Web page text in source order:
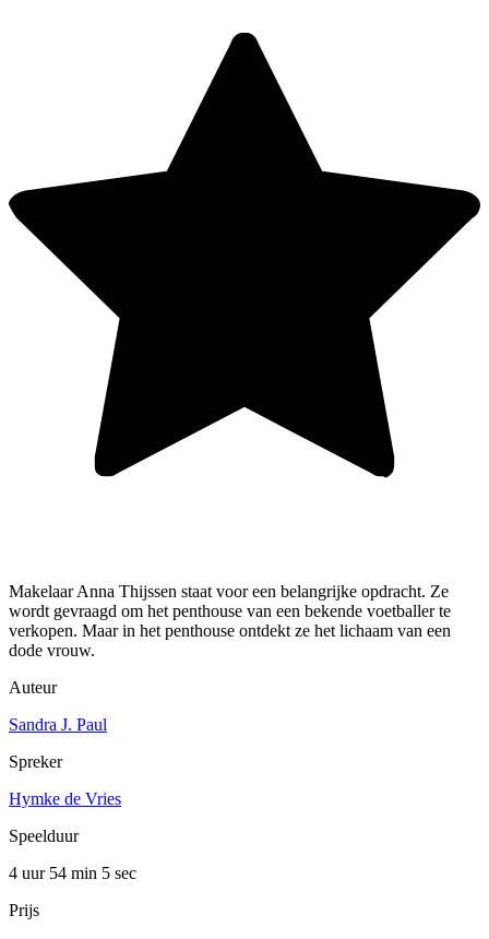
Makelaar Anna Thijssen staat voor een belangrijke opdracht. Ze
wordt gevraagd om het penthouse van een bekende voetballer te
verkopen. Maar in het penthouse ontdekt ze het lichaam van een
dode vrouw.
Auteur
Sandra J. Paul
Spreker
Hymke de Vries
Speelduur
4 uur 54 min 5 sec
Prijs